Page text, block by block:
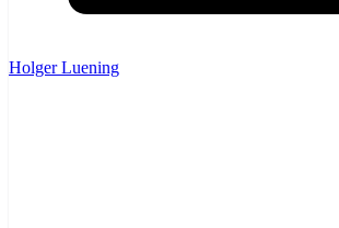
Holger Luening